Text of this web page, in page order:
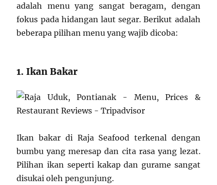
adalah menu yang sangat beragam, dengan
fokus pada hidangan laut segar. Berikut adalah
beberapa pilihan menu yang wajib dicoba:
1. Ikan Bakar
Ikan bakar di Raja Seafood terkenal dengan
bumbu yang meresap dan cita rasa yang lezat.
Pilihan ikan seperti kakap dan gurame sangat
disukai oleh pengunjung.